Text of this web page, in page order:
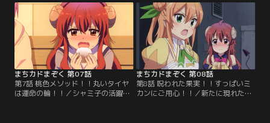
つの間にかついて来ていた桃を良子
に目撃されてしまう！良子に語って
いた魔法少女との戦いの話が盛りに
盛った嘘だとバレてしまうのを恐れ
たシャミ子は…。【提供：バンダイ
チャンネル】
暗示をかけること。しかし侵入した
空間はヘドロまみれで、そこにいた
のは今よりも髪が長くて背の小さい
子供の桃だった！戸惑うシャミ子、
果たして思惑通り桃の生き血を手に
入れることができるのか！？【提
供：バンダイチャンネル】
まちカドまぞく 第07話
第7話 桃色メソッド！！丸いタイヤ
は運命の輪！！／シャミ子の活躍に
まちカドまぞく 第08話
第8話 呪われた果実！！すっぱいミ
カンにご用心！！／新たに現れた魔